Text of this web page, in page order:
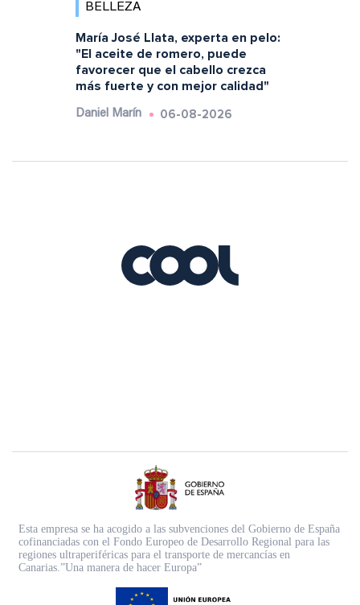
BELLEZA
María José Llata, experta en pelo:
"El aceite de romero, puede
favorecer que el cabello crezca
más fuerte y con mejor calidad"
Daniel Marín 06-08-2026
Esta empresa se ha acogido a las subvenciones del Gobierno de España
cofinanciadas con el Fondo Europeo de Desarrollo Regional para las
regiones ultraperiféricas para el transporte de mercancías en
Canarias.”Una manera de hacer Europa”